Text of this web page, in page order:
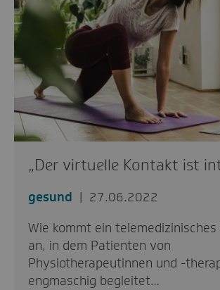
„Der virtuelle Kontakt ist
gesund
27.06.2022
Wie kommt ein
an, in dem Patienten von
Physiotherapeutinnen und -
engmaschig begleitet…